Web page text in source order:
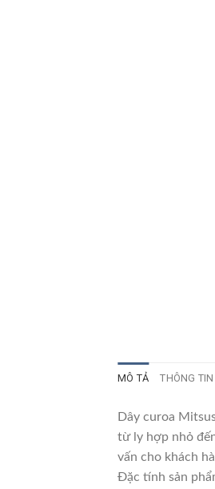
MÔ TẢ THÔNG
Dây curoa
từ ly hợp nhỏ
vấn cho khách
Đặc tính sản